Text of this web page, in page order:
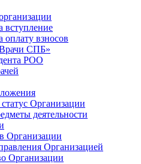
вступление
оплату взносов
СПБ»
РОО
Организации
деятельности
Организации
Организацией
Организации